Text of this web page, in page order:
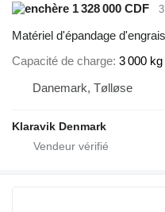
1 328 000 CDF
Matériel d'épandage
Capacité de charge 3 000 kg
Danemark, Tølløse
Klaravik Denmark